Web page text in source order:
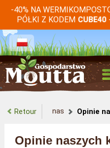
-40% NA
PÓŁKI Z KODEM CUBE40
Retour nas Opinie
Opinie naszych